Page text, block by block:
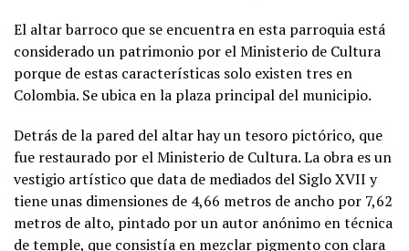
El altar barroco que se encuentra en esta parroquia está
considerado un patrimonio por el Ministerio de Cultura
porque de estas características solo existen tres en
Colombia. Se ubica en la plaza principal del municipio.
Detrás de la pared del altar hay un tesoro pictórico, que
fue restaurado por el Ministerio de Cultura. La obra es un
vestigio artístico que data de mediados del Siglo XVII y
tiene unas dimensiones de 4,66 metros de ancho por 7,62
metros de alto, pintado por un autor anónimo en técnica
de temple, que consistía en mezclar pigmento con clara